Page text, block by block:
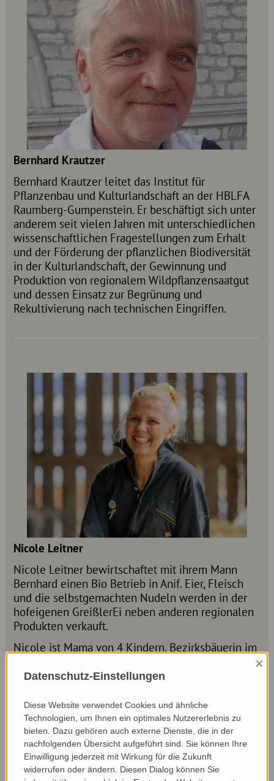
Bernhard Krautzer
Bernhard Krautzer leitet das Institut für
Pflanzenbau und Kulturlandschaft an der HBLFA
Raumberg-Gumpenstein. Er beschäftigt sich unter
anderem seit vielen Jahren mit unterschiedlichen
wissenschaftlichen Fragestellungen zum Erhalt
und der Förderung der pflanzlichen Biodiversität
in der Kulturlandschaft, der Gewinnung und
Produktion von regionalem Wildpflanzensaatgut
und dessen Einsatz zur Begrünung und
Rekultivierung nach technischen Eingriffen.
Nicole Leitner
Nicole Leitner bewirtschaftet mit ihrem Mann
Bernhard einen Bio Betrieb in Anif. Eier, Fleisch
und die selbstgemachten Nudeln werden in der
hofeigenen GreißlerEi neben anderen regionalen
Produkten verkauft.
Nicole ist Mama von 4 Kindern, Bezirksbäuerin im
Seminarbäuerinnen, macht Schule am Bauernhof
Ein besonderes Anliegen ist ihr das Grünland und
hat deshalb auch den Zertifikatslehrgang
Grünlandpraktiker absolviert – ein weiteres
Herzensanliegen ist es, die Landwirtschaft zu
kommunizieren – sie ist eine gute Brücke zur
Datenschutz-Einstellungen
×
Diese Website verwendet Cookies und ähnliche
Technologien, um Ihnen ein optimales Nutzererlebnis zu
bieten. Dazu gehören auch externe Dienste, die in der
nachfolgenden Übersicht aufgeführt sind. Sie können Ihre
Einwilligung jederzeit mit Wirkung für die Zukunft
widerrufen oder ändern. Diesen Dialog können Sie